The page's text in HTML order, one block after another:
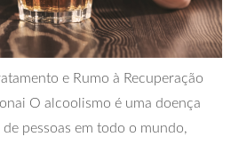
e Rumo à Recuperação
O alcoolismo é uma doença
pessoas em todo o mundo,